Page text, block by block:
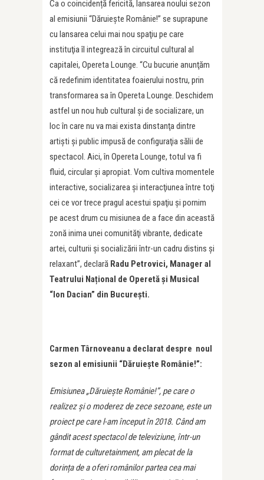
Ca o coincidență fericită, lansarea noului sezon
al emisiunii “Dăruiește Românie!” se suprapune
cu lansarea celui mai nou spaţiu pe care
instituţia îl integrează în circuitul cultural al
capitalei, Opereta Lounge. “Cu bucurie anunţăm
că redefinim identitatea foaierului nostru, prin
transformarea sa în Opereta Lounge. Deschidem
astfel un nou hub cultural şi de socializare, un
loc în care nu va mai exista dinstanţa dintre
artişti şi public impusă de configuraţia sălii de
spectacol. Aici, în Opereta Lounge, totul va fi
fluid, circular şi apropiat. Vom cultiva momentele
interactive, socializarea şi interacţiunea între toţi
cei ce vor trece pragul acestui spaţiu şi pornim
pe acest drum cu misiunea de a face din această
zonă inima unei comunităţi vibrante, dedicate
artei, culturii și socializării într-un cadru distins și
relaxant”, declară Radu Petrovici, Manager al
Teatrului Național de Operetă și Musical
“Ion Dacian” din București.
Carmen Târnoveanu a declarat despre noul
sezon al emisiunii “Dăruiește Românie!”:
Emisiunea „Dăruiește Românie!”, pe care o
realizez și o moderez de zece sezoane, este un
proiect pe care l-am început în 2018. Când am
gândit acest spectacol de televiziune, într-un
format de culturetainment, am plecat de la
dorința de a oferi românilor partea cea mai